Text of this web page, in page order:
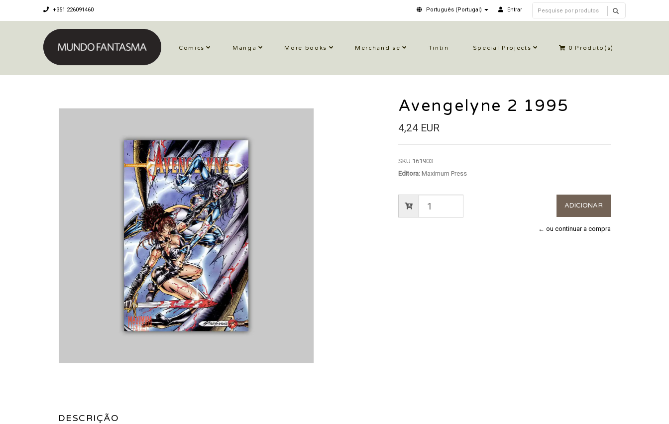
+351 226091460 Português (Portugal) Entrar
Comics Manga More books Merchandise Tintin Special Projects 0 Produto(s)
DESCRIÇÃO
Avengelyne 2 1995
4,24 EUR
SKU:161903
Editora:Maximum Press
← ou continuar a compra